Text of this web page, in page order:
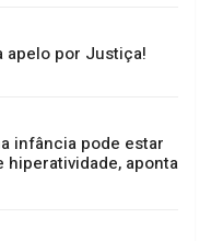
apelo por Justiça!
infância pode estar
hiperatividade, aponta